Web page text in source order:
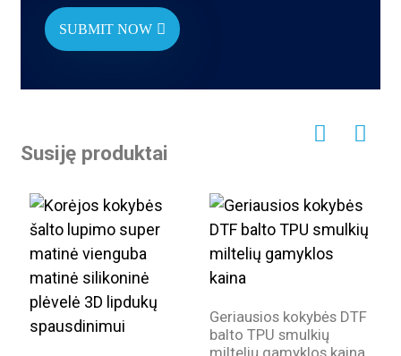
SUBMIT NOW
Susiję produktai
Geriausios kokybės DTF
balto TPU smulkių